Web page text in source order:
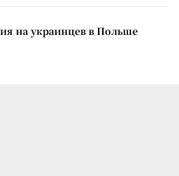
на украинцев в Польше